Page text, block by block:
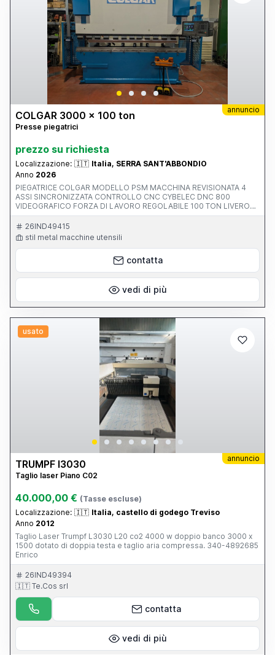
annuncio
COLGAR 3000 x 100 ton
Presse piegatrici
prezzo su richiesta
Localizzazione: 🇮🇹 Italia, SERRA SANT'ABBONDIO
Anno 2026
PIEGATRICE COLGAR MODELLO PSM MACCHINA REVISIONATA 4
ASSI SINCRONIZZATA CONTROLLO CNC CYBELEC DNC 800
VIDEOGRAFICO FORZA DI LAVORO REGOLABILE 100 TON LIVERO
PASSAGGIO FRA I MONTANTI 2600 MM MASSIMA LUNGHEZZA
UTILE 3100 MM INCAVO FRA I MONTANTI 350 MM CORSA
REGOLABILE 200 MM VELOCITA DISCESA REGOLABILE 100 MM/S DI
LAVORO 0-20 MM/SEC DI RITORNO 0-112 MM/SEC DISTANZA
MASSIMA FRA TAVOLA E PESTINE 400 MM PRESSIONE D'ESERCIZIO
750 MM CORSA ASSE R 150 MM
26IND49415
stil metal macchine utensili
contatta
vedi di più
usato
annuncio
TRUMPF l3030
Taglio laser Piano C02
40.000,00 € (Tasse escluse)
Localizzazione: 🇮🇹 Italia, castello di godego Treviso
Anno 2012
Taglio Laser Trumpf L3030 L20 co2 4000 w doppio banco 3000 x
1500 dotato di doppia testa e taglio aria compressa. 340-4892685
Enrico
26IND49394
🇮🇹 Te.Cos srl
contatta
vedi di più